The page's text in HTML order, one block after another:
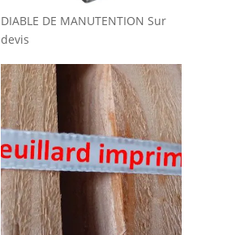
DIABLE DE MANUTENTION Sur
devis